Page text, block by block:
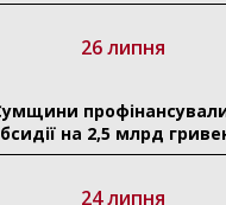
26 липня
профінансували
на 2,5 млрд
24 липня